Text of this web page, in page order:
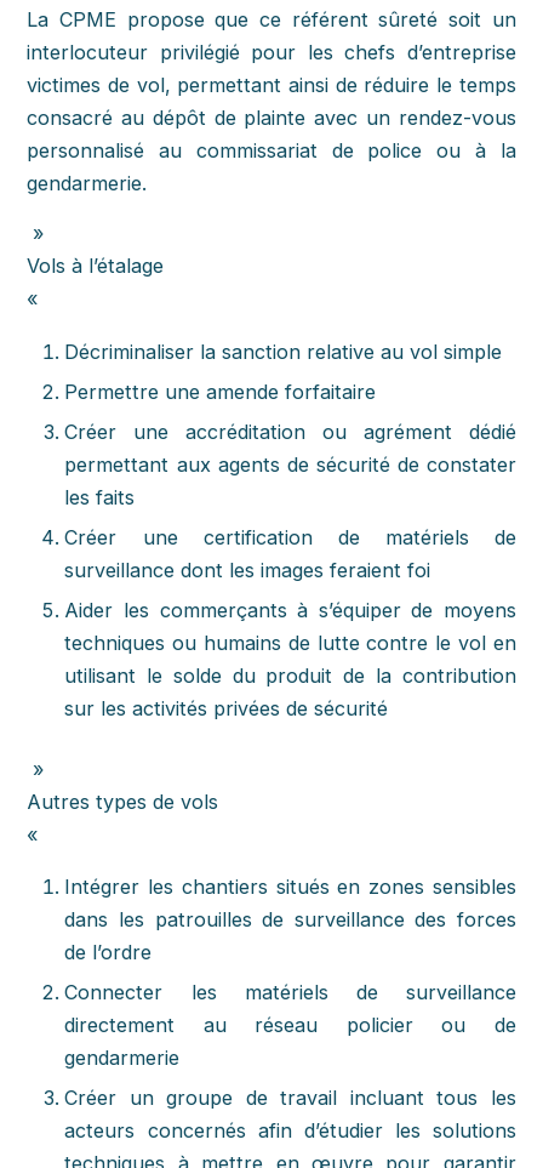
La CPME propose que ce référent sûreté soit un
interlocuteur privilégié pour les chefs d’entreprise
victimes de vol, permettant ainsi de réduire le temps
consacré au dépôt de plainte avec un rendez-vous
personnalisé au commissariat de police ou à la
gendarmerie.
»
Vols à l’étalage
«
Décriminaliser la sanction relative au vol simple
Permettre une amende forfaitaire
Créer une accréditation ou agrément dédié
permettant aux agents de sécurité de constater
les faits
Créer une certification de matériels de
surveillance dont les images feraient foi
Aider les commerçants à s’équiper de moyens
techniques ou humains de lutte contre le vol en
utilisant le solde du produit de la contribution
sur les activités privées de sécurité
»
Autres types de vols
«
Intégrer les chantiers situés en zones sensibles
dans les patrouilles de surveillance des forces
de l’ordre
Connecter les matériels de surveillance
directement au réseau policier ou de
gendarmerie
Créer un groupe de travail incluant tous les
acteurs concernés afin d’étudier les solutions